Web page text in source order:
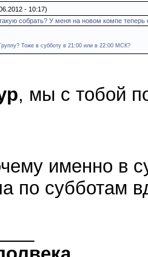
- 10:17)
собрать? У меня на новом компе
Тоже в субботу в 21:00 или в 22:00 МСК?
, мы с тобой
именно в
по субботам